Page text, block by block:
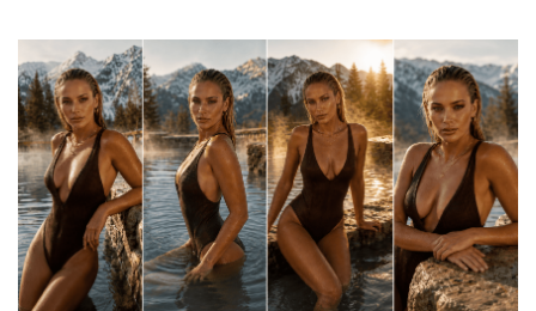
Туризм
Недвижимость
Авто
Здоровье
Образование